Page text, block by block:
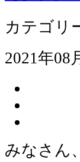
カテゴリ
2021年08
みなさん